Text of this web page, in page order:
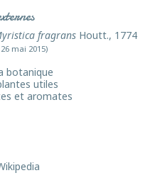
fragrans Houtt., 1774
mai 2015)
botanique
utiles
et aromates